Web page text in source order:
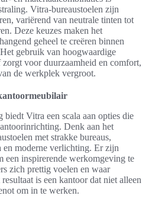
Vitra-bureaustoelen zijn
variërend van neutrale tinten tot
Deze keuzes maken het
geheel te creëren binnen
gebruik van hoogwaardige
zorgt voor duurzaamheid en comfort,
de werkplek vergroot.
Vitra een scala aan opties die
Denk aan het
met strakke bureaus,
en moderne verlichting. Er zijn
een inspirerende werkomgeving te
zich prettig voelen en waar
is een kantoor dat niet alleen
om in te werken.